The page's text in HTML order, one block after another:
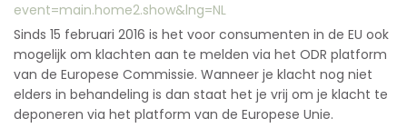
event=main.home2.show&lng=NL
Sinds 15 februari 2016 is het voor consumenten in de EU ook
mogelijk om klachten aan te melden via het ODR platform
van de Europese Commissie. Wanneer je klacht nog niet
elders in behandeling is dan staat het je vrij om je klacht te
deponeren via het platform van de Europese Unie.